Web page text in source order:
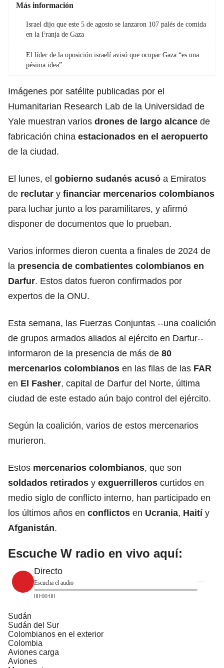
Más información
Israel dijo que este 5 de agosto se lanzaron 107 palés de comida
en la Franja de Gaza
El líder de la oposición israelí avisó que ocupar Gaza “es una
pésima idea”
Imágenes por satélite publicadas por el
Humanitarian Research Lab de la Universidad de
Yale muestran varios drones de largo alcance de
fabricación china estacionados en el aeropuerto
de la ciudad.
El lunes, el gobierno sudanés acusó a Emiratos
de reclutar y financiar mercenarios colombianos
para luchar junto a los paramilitares, y afirmó
disponer de documentos que lo prueban.
Varios informes dieron cuenta a finales de 2024 de
la presencia de combatientes colombianos en
Darfur. Estos datos fueron confirmados por
expertos de la ONU.
Esta semana, las Fuerzas Conjuntas --una coalición
de grupos armados aliados al ejército en Darfur--
informaron de la presencia de más de 80
mercenarios colombianos en las filas de las FAR
en El Fasher, capital de Darfur del Norte, última
ciudad de este estado aún bajo control del ejército.
Según la coalición, varios de estos mercenarios
murieron.
Estos mercenarios colombianos, que son
soldados retirados y exguerrilleros curtidos en
medio siglo de conflicto interno, han participado en
los últimos años en conflictos en Ucrania, Haití y
Afganistán.
Escuche W radio en vivo aquí:
Directo
Escucha el audio
00:00:00
Sudán
Sudán del Sur
Colombianos en el exterior
Colombia
Aviones carga
Aviones